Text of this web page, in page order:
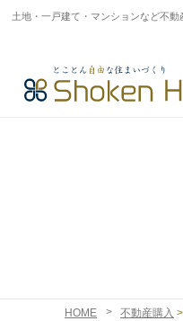
土地・一戸建て・マンションなど不
HOME 不動産購入 >